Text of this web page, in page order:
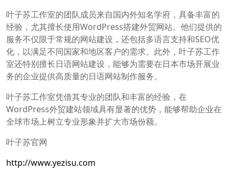
叶子苏工作室的团队成员来自国内外知名学府，具备丰富的
经验，尤其擅长使用WordPress搭建外贸网站。他们提供的
服务不仅限于常规的网站建设，还包括多语言支持和SEO优
化，以满足不同国家和地区客户的需求。此外，叶子苏工作
室还特别擅长日语网站建设，能够为需要在日本市场开展业
务的企业提供高质量的日语网站制作服务。
叶子苏工作室凭借其专业的团队和丰富的经验，在
WordPress外贸建站领域具有显著的优势，能够帮助企业在
全球市场上树立专业形象并扩大市场份额。
叶子苏官网
http://www.yezisu.com